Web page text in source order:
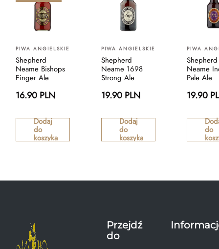
PIWA ANGIELSKIE
Shepherd
Neame Bishops
Finger Ale
16.90 PLN
Dodaj
do
koszyka
PIWA ANGIELSKIE
Shepherd
Neame 1698
Strong Ale
19.90 PLN
Dodaj
do
koszyka
PIWA
Shepherd
Neame
Pale Ale
19.90
do
Przejdź
do